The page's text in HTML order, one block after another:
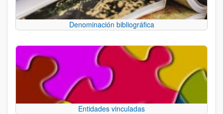
Denominación bibliográfica
Entidades vinculadas